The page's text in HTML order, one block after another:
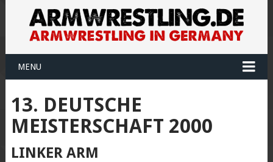
MENU
13. DEUTSCHE
MEISTERSCHAFT 2000
LINKER ARM